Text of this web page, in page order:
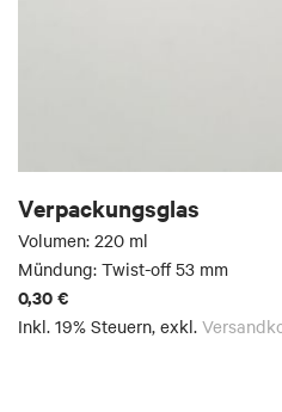
Verpackungsglas
Volumen: 220 ml
Mündung: Twist-off 53 mm
0,30 €
Inkl. 19% Steuern, exkl.